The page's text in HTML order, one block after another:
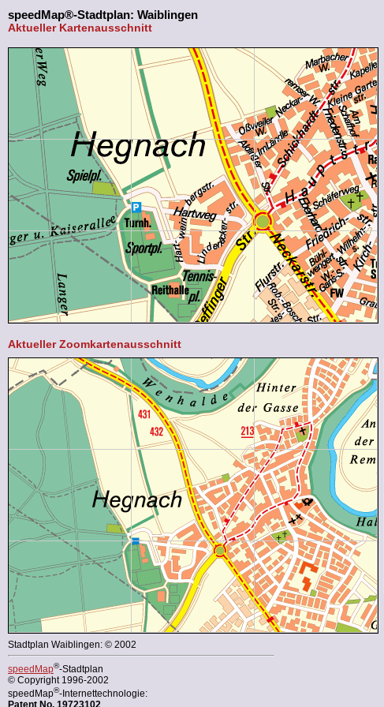
speedMap®-Stadtplan: Waiblingen
Aktueller Kartenausschnitt
Aktueller Zoomkartenausschnitt
Stadtplan Waiblingen: © 2002
speedMap®-Stadtplan
© Copyright 1996-2002
speedMap®-Internettechnologie:
Patent No. 19723102